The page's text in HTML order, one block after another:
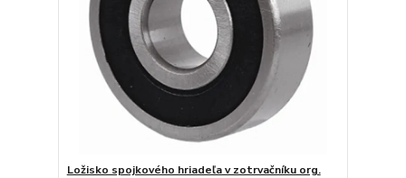
Ložisko spojkového hriadeľa v zotrvačníku org.